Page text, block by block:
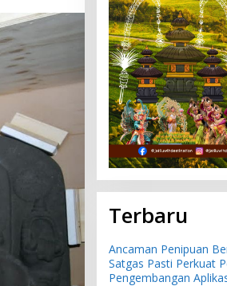
Terbaru
Ancaman Penipuan
Satgas Pasti Perkuat
Pengembangan